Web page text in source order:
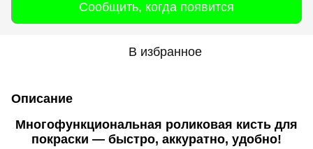
Сообщить, когда появится
В избранное
Описание
Многофункциональная роликовая кисть для
покраски — быстро, аккуратно, удобно!